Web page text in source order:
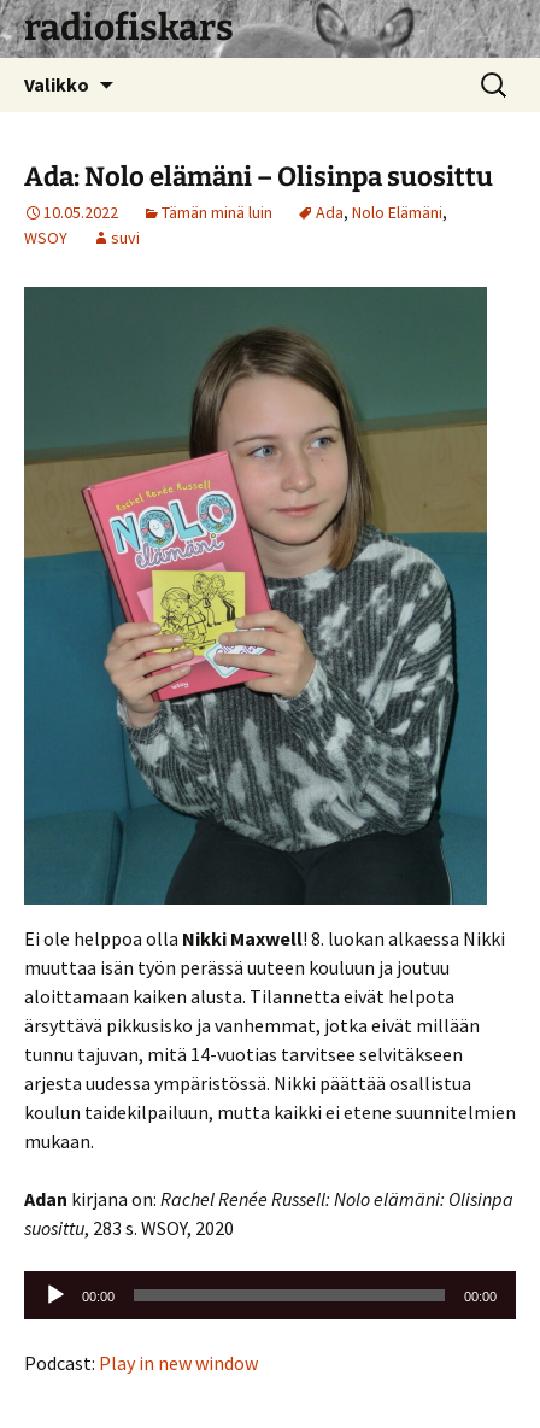
radiofiskars
Valikko Haku:
Ada: Nolo elämäni – Olisinpa suosittu
10.05.2022 Tämän minä luin Ada, Nolo Elämäni,
WSOY
suvi
Ei ole helppoa olla Nikki Maxwell! 8. luokan alkaessa Nikki
muuttaa isän työn perässä uuteen kouluun ja joutuu
aloittamaan kaiken alusta. Tilannetta eivät helpota
ärsyttävä pikkusisko ja vanhemmat, jotka eivät millään
tunnu tajuvan, mitä 14-vuotias tarvitsee selvitäkseen
arjesta uudessa ympäristössä. Nikki päättää osallistua
koulun taidekilpailuun, mutta kaikki ei etene suunnitelmien
mukaan.
Adan kirjana on: Rachel Renée Russell: Nolo elämäni: Olisinpa
suosittu, 283 s. WSOY, 2020
Äänitoistin
00:00 00:00
Podcast: Play in new window